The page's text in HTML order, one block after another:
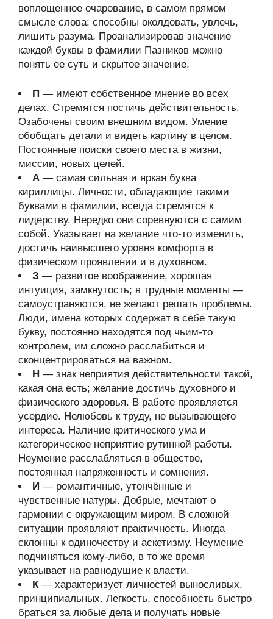
воплощенное очарование, в самом прямом
смысле слова: способны околдовать, увлечь,
лишить разума. Проанализировав значение
каждой буквы в фамилии Пазников можно
понять ее суть и скрытое значение.
П — имеют собственное мнение во всех
делах. Стремятся постичь действительность.
Озабочены своим внешним видом. Умение
обобщать детали и видеть картину в целом.
Постоянные поиски своего места в жизни,
миссии, новых целей.
А — самая сильная и яркая буква
кириллицы. Личности, обладающие такими
буквами в фамилии, всегда стремятся к
лидерству. Нередко они соревнуются с самим
собой. Указывает на желание что-то изменить,
достичь наивысшего уровня комфорта в
физическом проявлении и в духовном.
З — развитое воображение, хорошая
интуиция, замкнутость; в трудные моменты —
самоустраняются, не желают решать проблемы.
Люди, имена которых содержат в себе такую
букву, постоянно находятся под чьим-то
контролем, им сложно расслабиться и
сконцентрироваться на важном.
Н — знак неприятия действительности такой,
какая она есть; желание достичь духовного и
физического здоровья. В работе проявляется
усердие. Нелюбовь к труду, не вызывающего
интереса. Наличие критического ума и
категорическое неприятие рутинной работы.
Неумение расслабляться в обществе,
постоянная напряженность и сомнения.
И — романтичные, утончённые и
чувственные натуры. Добрые, мечтают о
гармонии с окружающим миром. В сложной
ситуации проявляют практичность. Иногда
склонны к одиночеству и аскетизму. Неумение
подчиняться кому-либо, в то же время
указывает на равнодушие к власти.
К— характеризует личностей выносливых,
принципиальных. Легкость, способность быстро
браться за любые дела и получать новые